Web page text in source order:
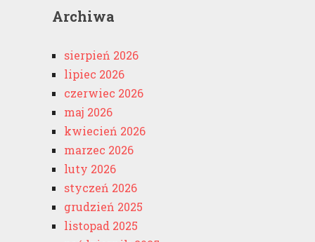
Archiwa
sierpień 2026
lipiec 2026
czerwiec 2026
maj 2026
kwiecień 2026
marzec 2026
luty 2026
styczeń 2026
grudzień 2025
listopad 2025